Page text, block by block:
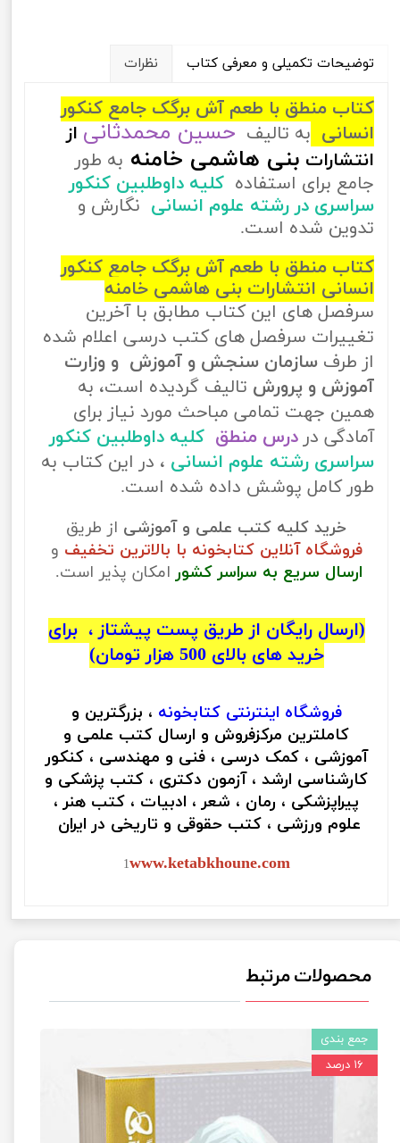
توضیحات تکمیلی و معرفی کتاب نظرات
کتاب منطق با طعم آش برگک جامع کنکور
انسانی به تالیف حسین محمد‌ثانی از
انتشارات بنی هاشمی خامنه به طور
جامع برای استفاده کلیه داوطلبین کنکور
سراسری در رشته علوم انسانی نگارش و
تدوین شده است.
کتاب منطق با طعم آش برگک جامع کنکور
انسانی انتشارات بنی هاشمی خامنه
سرفصل های این کتاب مطابق با آخرین
تغییرات سرفصل های کتب درسی اعلام شده
از طرف سازمان سنجش و آموزش و وزارت
آموزش و پرورش تالیف گردیده است، به
همین جهت تمامی مباحث مورد نیاز برای
آمادگی در درس منطق کلیه داوطلبین کنکور
سراسری رشته علوم انسانی ، در این کتاب به
طور کامل پوشش داده شده است.
خرید کلیه کتب علمی و آموزشی از طریق
فروشگاه آنلاین کتابخونه با بالاترین تخفیف و
ارسال سریع به سراسر کشور امکان پذیر است.
(ارسال رایگان از طریق پست پیشتاز ، برای
خرید های بالای 500 هزار تومان)
فروشگاه اینترنتی کتابخونه ، بزرگترین و
کاملترین مرکزفروش و ارسال کتب علمی و
آموزشی ، کمک درسی ، فنی و مهندسی ، کنکور
کارشناسی ارشد ، آزمون دکتری ، کتب پزشکی و
پیراپزشکی ، رمان ، شعر ، ادبیات ، کتب هنر ،
علوم ورزشی ، کتب حقوقی و تاریخی در ایران
1www.ketabkhoune.com
محصولات مرتبط
جمع بندی
۱۶ درصد